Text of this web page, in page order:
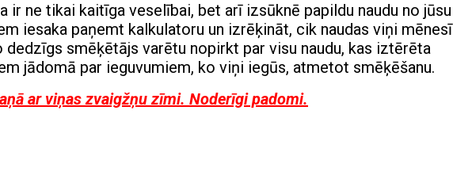
ir ne tikai kaitīga veselībai, bet arī izsūknē papildu naudu no jūsu
iesaka paņemt kalkulatoru un izrēķināt, cik naudas viņi mēnesī
dedzīgs smēķētājs varētu nopirkt par visu naudu, kas iztērēta
jādomā par ieguvumiem, ko viņi iegūs, atmetot smēķēšanu.
ar viņas zvaigžņu zīmi. Noderīgi padomi.